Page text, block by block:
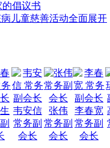
倡议书
儿童慈善活动全面展开
韦安信
常务副
会长
张伟
常务副
会长
李春宽
常务副
会长